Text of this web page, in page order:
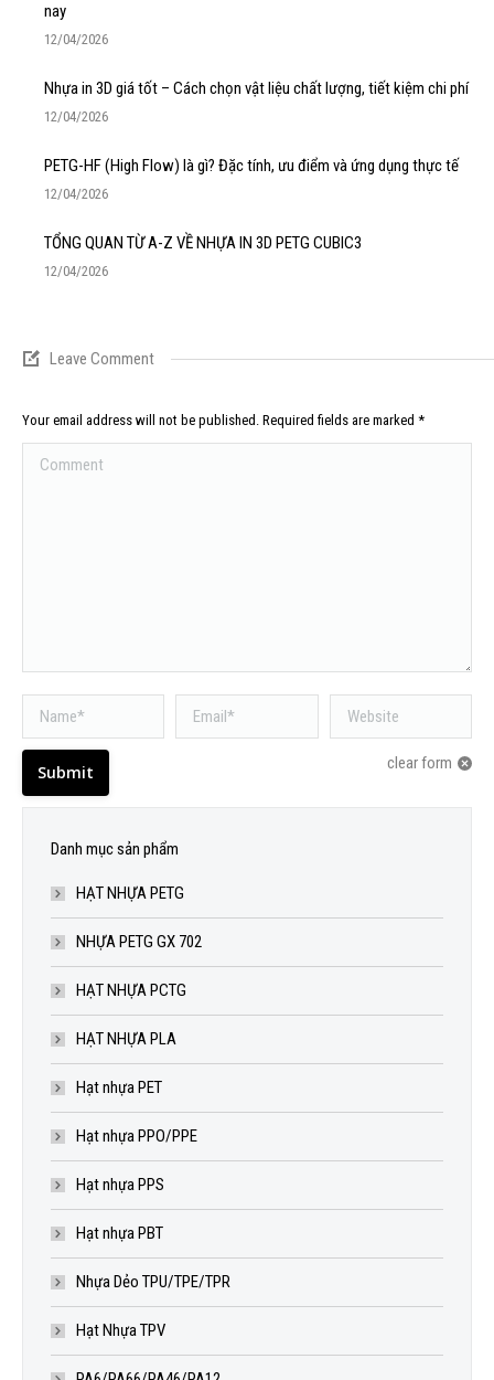
nay
12/04/2026
Nhựa in 3D giá tốt – Cách chọn vật liệu chất lượng, tiết kiệm chi phí
12/04/2026
PETG-HF (High Flow) là gì? Đặc tính, ưu điểm và ứng dụng thực tế
12/04/2026
TỔNG QUAN TỪ A-Z VỀ NHỰA IN 3D PETG CUBIC3
12/04/2026
Leave Comment
Your email address will not be published. Required fields are marked *
Comment
Name * Email * Website
clear form
Submit
Danh mục sản phẩm
HẠT NHỰA PETG
NHỰA PETG GX 702
HẠT NHỰA PCTG
HẠT NHỰA PLA
Hạt nhựa PET
Hạt nhựa PPO/PPE
Hạt nhựa PPS
Hạt nhựa PBT
Nhựa Dẻo TPU/TPE/TPR
Hạt Nhựa TPV